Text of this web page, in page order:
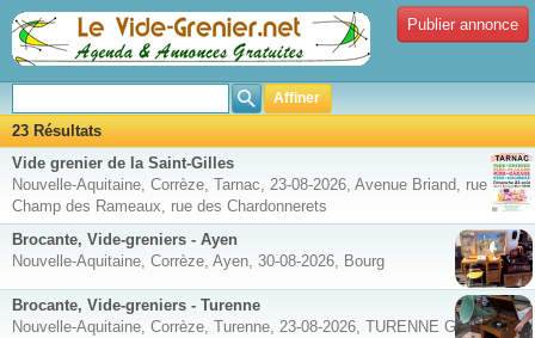
Publier annonce
Affiner
23 Résultats
Vide grenier de la Saint-Gilles
Nouvelle-Aquitaine, Corrèze, Tarnac, 23-08-2026, Avenue Briand, rue du
Champ des Rameaux, rue des Chardonnerets
Brocante, Vide-greniers - Ayen
Nouvelle-Aquitaine, Corrèze, Ayen, 30-08-2026, Bourg
Brocante, Vide-greniers - Turenne
Nouvelle-Aquitaine, Corrèze, Turenne, 23-08-2026, TURENNE GARE